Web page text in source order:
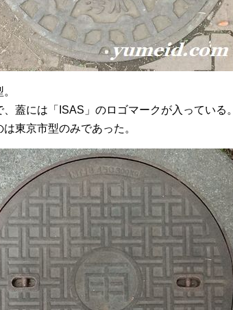
蓋には「ISAS」のロゴマークが入っている。
東京市型のみであった。